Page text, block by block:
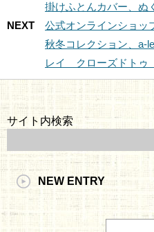
掛けふとんカバー、ぬ
NEXT
公式オンラインショッ
秋冬コレクション、a-
レイ クローズドトゥ
サイト内検索
NEW ENTRY